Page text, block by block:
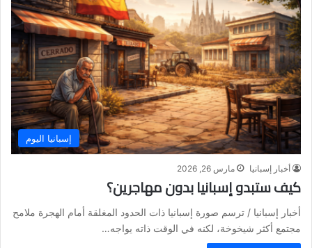
إسبانيا اليوم
أخبار إسبانيا مارس 26, 2026
كيف ستبدو إسبانيا بدون مهاجرين؟
أخبار إسبانيا / ترسم صورة إسبانيا ذات الحدود المغلقة أمام الهجرة ملامح
مجتمع أكثر شيخوخة، لكنه في الوقت ذاته يواجه…